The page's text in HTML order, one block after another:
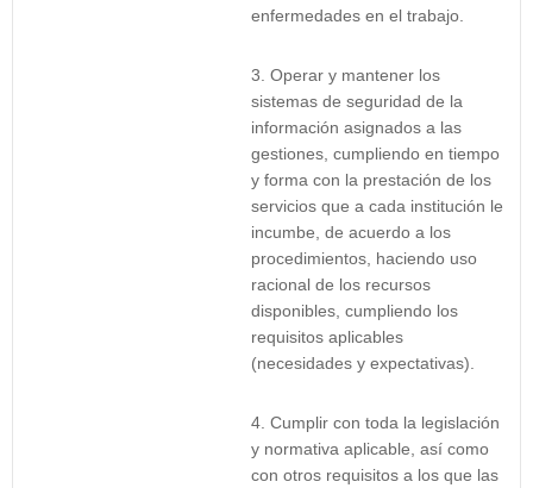
enfermedades en el trabajo.
Operar y mantener los
sistemas de seguridad de la
información asignados a las
gestiones, cumpliendo en tiempo
y forma con la prestación de los
servicios que a cada institución le
incumbe, de acuerdo a los
procedimientos, haciendo uso
racional de los recursos
disponibles, cumpliendo los
requisitos aplicables
(necesidades y expectativas).
Cumplir con toda la legislación
y normativa aplicable, así como
con otros requisitos a los que las